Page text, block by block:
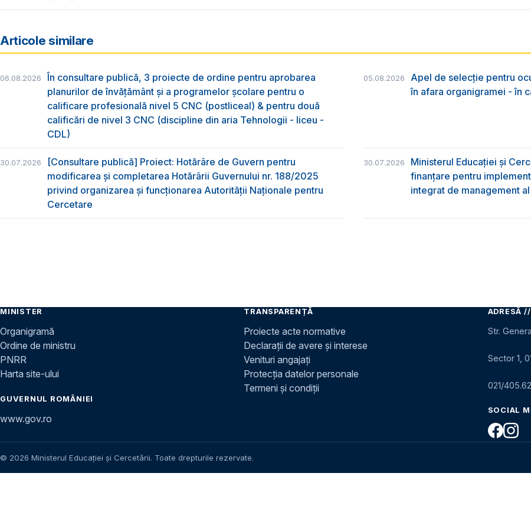
Articole similare
06.08.2026
În consultare publică, 3 proiecte de ordine pentru aprobarea
planurilor de învățământ și a programelor școlare pentru o
calificare profesională nivel 5 CNC (postliceal) & pentru două
calificări de nivel 3 CNC (discipline din aria Tehnologii - liceu -
CDL)
05.08.2026
Apel de selecție pentru
în afara organigramei - în
30.07.2026
[Consultare publică] Proiect: Hotărâre de Guvern pentru
modificarea și completarea Hotărârii Guvernului nr. 188/2025
privind organizarea şi funcţionarea Autorităţii Naţionale pentru
Cercetare
30.07.2026
Ministerul Educației și
finanțare pentru
integrat de management
MINISTER
Organigramă
Ordine de ministru
PNRR
Harta site-ului
GUVERNUL ROMÂNIEI
www.gov.ro
TRANSPARENȚĂ
Proiecte acte normative
Declarații de avere și interese
Venituri angajați
Protecția datelor personale
Termeni și condiții
ADRESĂ
Str.
Sector 1,
021/
SOCIAL
© 2026 Ministerul Educației și Cercetării. Toate drepturile rezervate.